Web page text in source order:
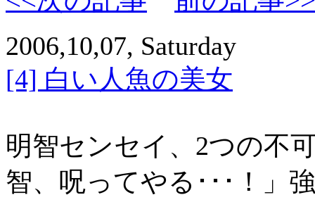
2006,10,07, Saturday
[4] 白い人魚の美女
明智センセイ、2つの不
智、呪ってやる･･･！」